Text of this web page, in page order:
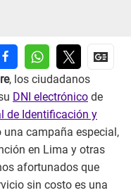
, los ciudadanos
DNI electrónico de
de Identificación y
una campaña especial,
en Lima y otras
afortunados que
sin costo es una